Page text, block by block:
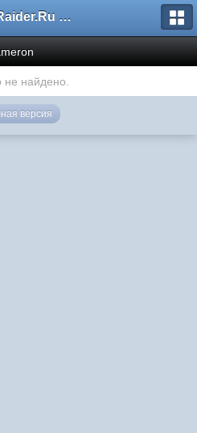
TombRaider.Ru - Форумы
не найдено.
версия